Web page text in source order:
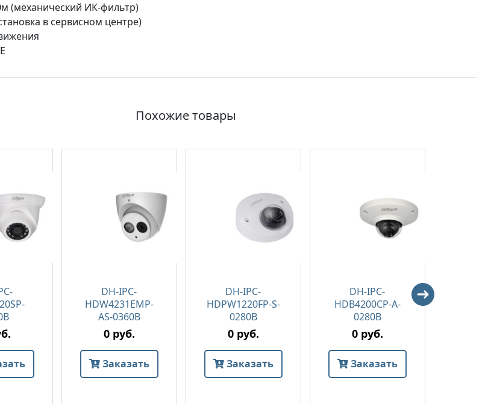
(механический ИК-фильтр)
в сервисном центре)
Похожие товары
DH-IPC-
HDW4231EMP-
AS-0360B
0 руб.
Заказать
DH-IPC-
HDPW1220FP-S-
0280B
0 руб.
Заказать
DH-IPC-
HDB4200CP-A-
0280B
0 руб.
Заказать